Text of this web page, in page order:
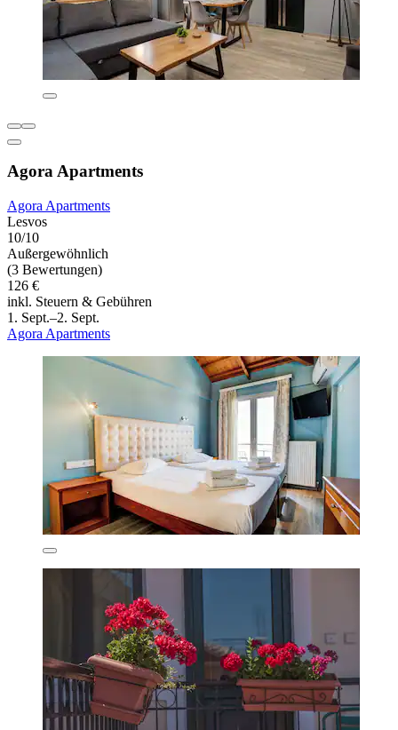
Agora Apartments
Agora Apartments
Lesvos
10/10
Außergewöhnlich
(3 Bewertungen)
126 €
inkl. Steuern & Gebühren
1. Sept.–2. Sept.
Agora Apartments